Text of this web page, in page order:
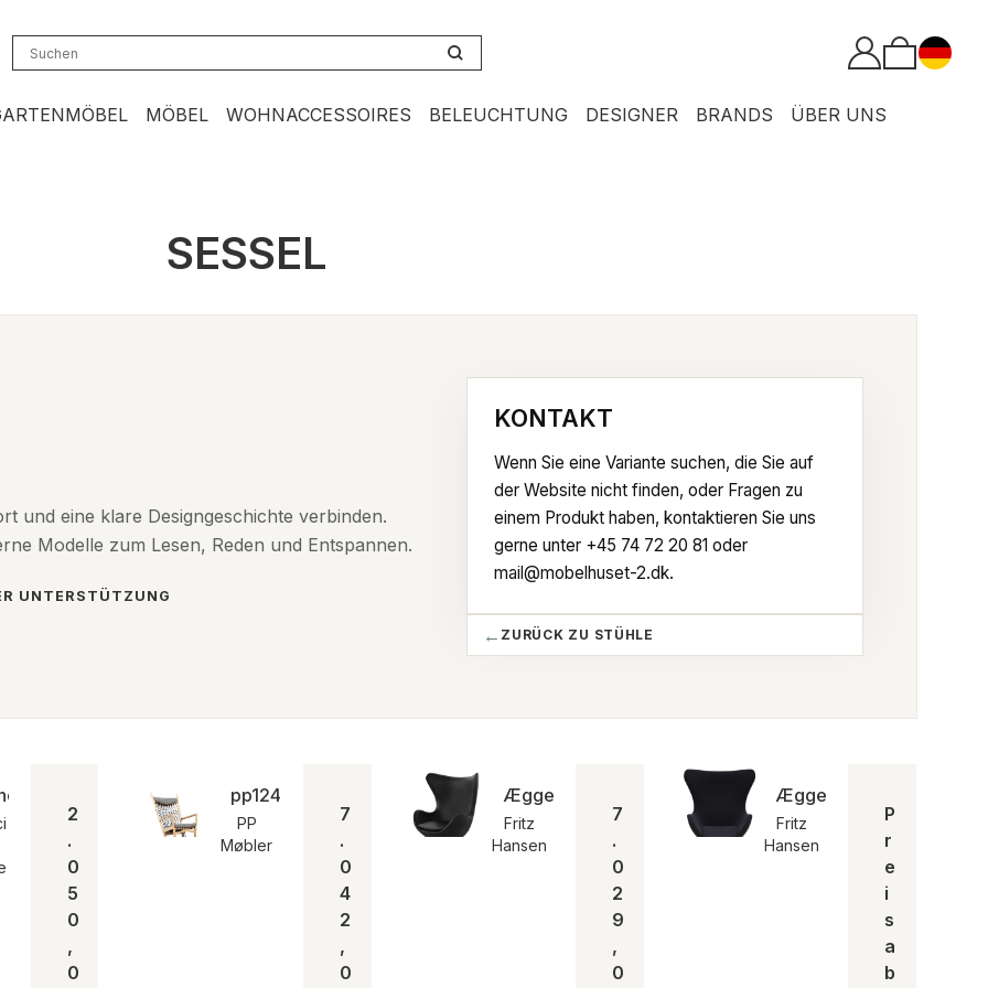
MÖBEL WOHNACCESSOIRES BELEUCHTUNG DESIGNER BRANDS ÜBER UNS
SESSEL
und eine klare Designgeschichte verbinden.
Modelle zum Lesen, Reden und Entspannen.
UNTERSTÜTZUNG
KONTAKT
Wenn Sie eine Variante suchen, die Sie auf
der Website nicht finden, oder Fragen zu
einem Produkt haben, kontaktieren Sie uns
gerne unter +45 74 72 20 81 oder
mail@mobelhuset-2.dk.
ZURÜCK ZU STÜHLE
| MHJ16 Rocking Chair | Eiche geölt | MH
2
.
0
5
0
,
0
pp124 Schaukelstuhl
PP
Møbler
7
.
0
4
2
,
0
Ægget™ | Essential leder | MH
Fritz
Hansen
7
.
0
2
9
,
0
Ægget™ I Stoff Hallingdal
Fritz
Hansen
P
r
e
i
s
a
b